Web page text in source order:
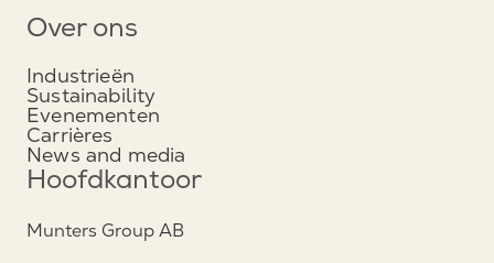
Over ons
Industrieën
Sustainability
Evenementen
Carrières
News and media
Hoofdkantoor
Munters Group AB